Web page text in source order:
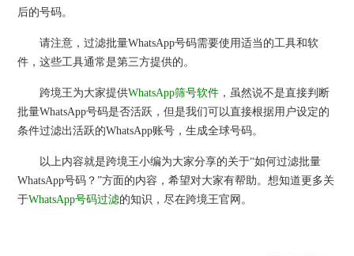
后的号码。
请注意，过滤批量WhatsApp号码需要使用适当的工具和软
件，这些工具通常是第三方提供的。
跨境王为大家提供WhatsApp筛号软件 ，虽然说不是直接判断
批量WhatsApp号码是否活跃，但是我们可以直接根据用户设定的
条件过滤出活跃的WhatsApp账号，生成全球号码。
以上内容就是跨境王小编为大家分享的关于“如何过滤批量
WhatsApp号码？”方面的内容，希望对大家有帮助。想知道更多关
于WhatsApp号码过滤的知识，尽在跨境王官网。